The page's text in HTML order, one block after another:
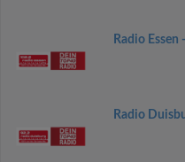
Radio Essen
Radio